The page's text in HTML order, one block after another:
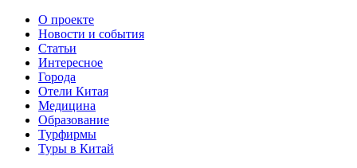
О проекте
Новости и события
Статьи
Интересное
Города
Отели Китая
Медицина
Образование
Турфирмы
Туры в Китай